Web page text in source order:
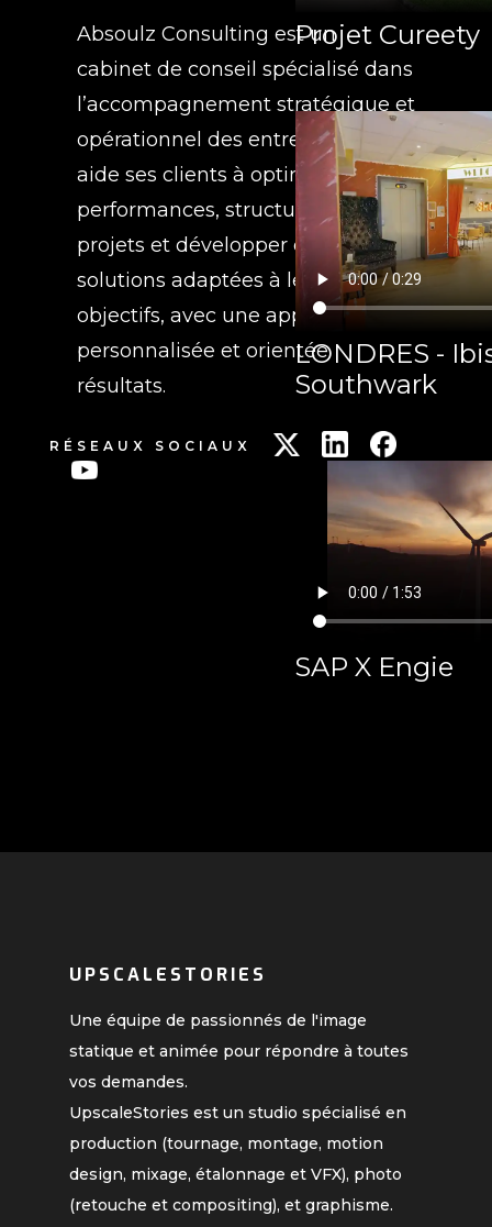
Absoulz Consulting est un
cabinet de conseil spécialisé dans
l’accompagnement stratégique et
opérationnel des entreprises. Il
aide ses clients à optimiser leurs
performances, structurer leurs
projets et développer des
solutions adaptées à leurs
objectifs, avec une approche
personnalisée et orientée
résultats.
RÉSEAUX SOCIAUX
Projet Cureety
LONDRES -
Southwark
SAP X Engie
UPSCALESTORIES
Une équipe de passionnés de l'image
statique et animée pour répondre à toutes
vos demandes.
UpscaleStories est un studio spécialisé en
production (tournage, montage, motion
design, mixage, étalonnage et VFX), photo
(retouche et compositing), et graphisme.